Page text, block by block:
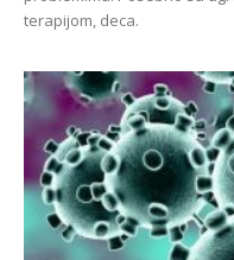
terapijom, deca.